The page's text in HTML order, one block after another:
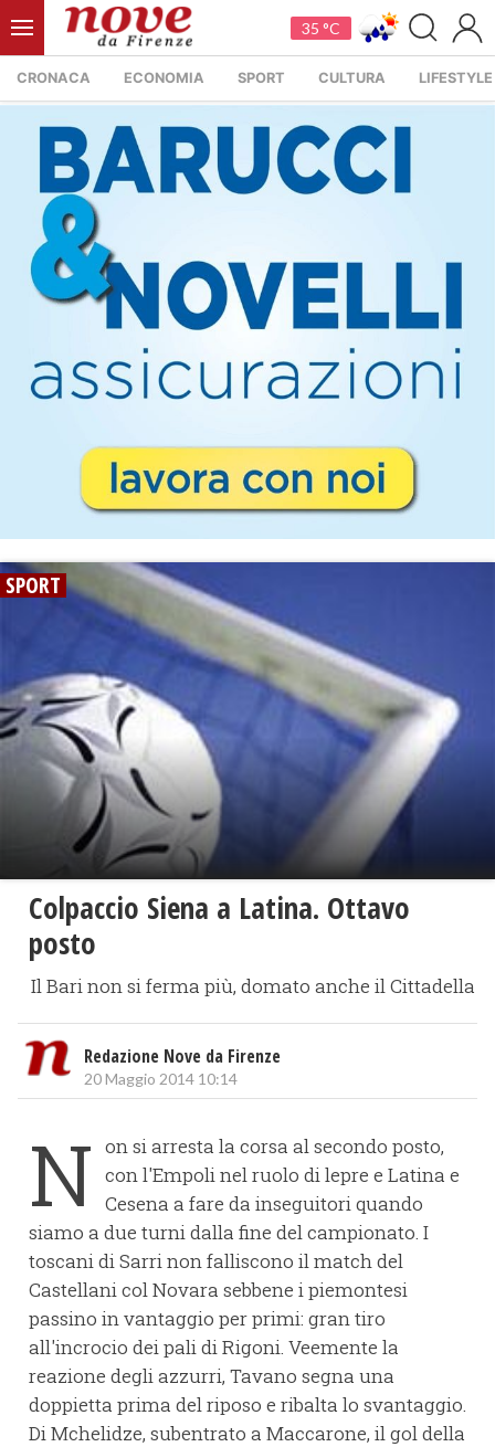
35 °C
CRONACA ECONOMIA SPORT CULTURA LIFESTYLE
SPORT
Colpaccio Siena a Latina. Ottavo
posto
Il Bari non si ferma più, domato anche il Cittadella
Redazione Nove da Firenze
20 Maggio 2014 10:14
N on si arresta la corsa al secondo posto,
con l'Empoli nel ruolo di lepre e Latina e
Cesena a fare da inseguitori quando
siamo a due turni dalla fine del campionato. I
toscani di Sarri non falliscono il match del
Castellani col Novara sebbene i piemontesi
passino in vantaggio per primi: gran tiro
all'incrocio dei pali di Rigoni. Veemente la
reazione degli azzurri, Tavano segna una
doppietta prima del riposo e ribalta lo svantaggio.
Di Mchelidze, subentrato a Maccarone, il gol della